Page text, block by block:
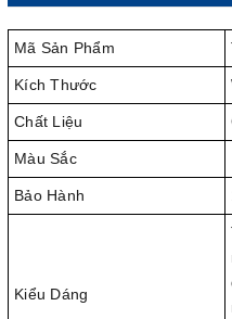
Mã Sản Phẩm
Kích Thước
Chất Liệu
Màu Sắc
Bảo Hành
Kiểu Dáng